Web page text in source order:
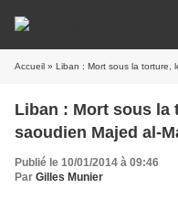
Accueil » Liban : Mort sous la torture,
Liban : Mort sous la
saoudien Majed al-
Publié le 10/01/2014 à 09:46
Par Gilles Munier